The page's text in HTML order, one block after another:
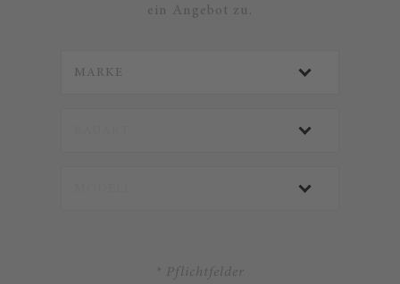
ein Angebot zu.
* Pflichtfelder